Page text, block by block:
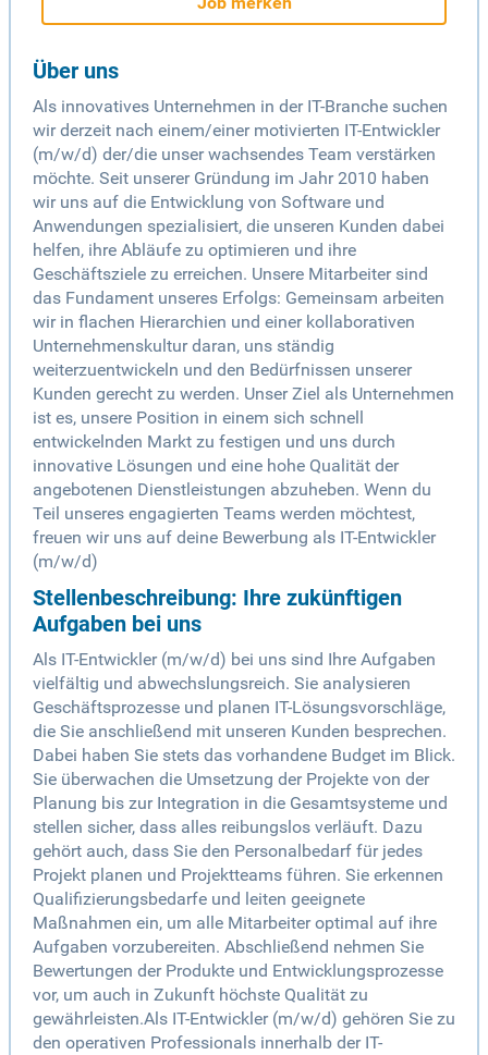
Über uns
Als innovatives Unternehmen in der IT-Branche suchen
wir derzeit nach einem/einer motivierten IT-Entwickler
(m/w/d) der/die unser wachsendes Team verstärken
möchte. Seit unserer Gründung im Jahr 2010 haben
wir uns auf die Entwicklung von Software und
Anwendungen spezialisiert, die unseren Kunden dabei
helfen, ihre Abläufe zu optimieren und ihre
Geschäftsziele zu erreichen. Unsere Mitarbeiter sind
das Fundament unseres Erfolgs: Gemeinsam arbeiten
wir in flachen Hierarchien und einer kollaborativen
Unternehmenskultur daran, uns ständig
weiterzuentwickeln und den Bedürfnissen unserer
Kunden gerecht zu werden. Unser Ziel als Unternehmen
ist es, unsere Position in einem sich schnell
entwickelnden Markt zu festigen und uns durch
innovative Lösungen und eine hohe Qualität der
angebotenen Dienstleistungen abzuheben. Wenn du
Teil unseres engagierten Teams werden möchtest,
freuen wir uns auf deine Bewerbung als IT-Entwickler
(m/w/d)
Stellenbeschreibung: Ihre zukünftigen
Aufgaben bei uns
Als IT-Entwickler (m/w/d) bei uns sind Ihre Aufgaben
vielfältig und abwechslungsreich. Sie analysieren
Geschäftsprozesse und planen IT-Lösungsvorschläge,
die Sie anschließend mit unseren Kunden besprechen.
Dabei haben Sie stets das vorhandene Budget im Blick.
Sie überwachen die Umsetzung der Projekte von der
Planung bis zur Integration in die Gesamtsysteme und
stellen sicher, dass alles reibungslos verläuft. Dazu
gehört auch, dass Sie den Personalbedarf für jedes
Projekt planen und Projektteams führen. Sie erkennen
Qualifizierungsbedarfe und leiten geeignete
Maßnahmen ein, um alle Mitarbeiter optimal auf ihre
Aufgaben vorzubereiten. Abschließend nehmen Sie
Bewertungen der Produkte und Entwicklungsprozesse
vor, um auch in Zukunft höchste Qualität zu
gewährleisten.Als IT-Entwickler (m/w/d) gehören Sie zu
den operativen Professionals innerhalb der IT-